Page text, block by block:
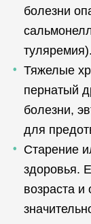
болезни
туляремия).
Тяжелые
пернатый
болезни,
для
Старение
здоровья.
возраста и